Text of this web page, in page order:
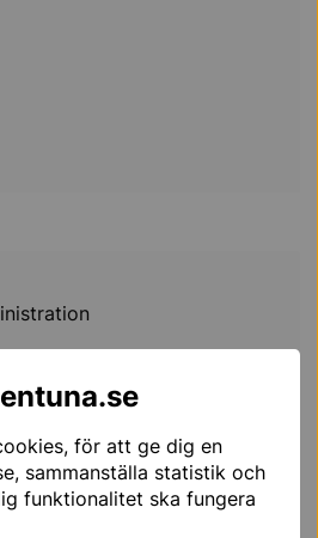
för att ge dig en
sammanställa statistik och
funktionalitet ska fungera